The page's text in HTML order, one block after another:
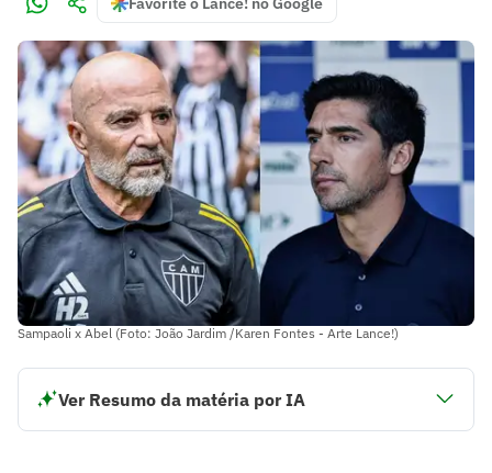
Sampaoli x Abel (Foto: João Jardim /Karen Fontes - Arte Lance!)
Ver Resumo da matéria por IA